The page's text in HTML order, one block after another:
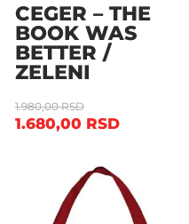
CEGER – THE
BOOK WAS
BETTER /
ZELENI
1.980,00RSD
1.680,00 RSD